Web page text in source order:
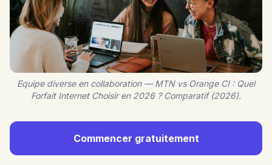
Equipe diverse en collaboration — MTN vs Orange CI : Quel
Forfait Internet Choisir en 2026 ? Comparatif (2026).
Commencer gratuitement